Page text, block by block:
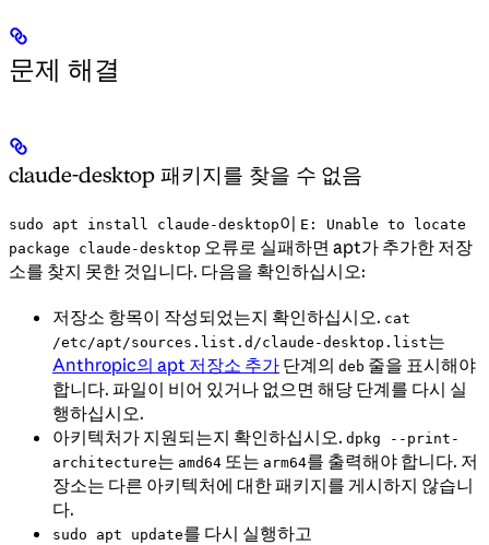
문제 해결
claude-desktop 패키지를 찾을 수 없음
sudo apt install claude-desktop이 E: Unable to locate
package claude-desktop 오류로 실패하면 apt가 추가한 저장
소를 찾지 못한 것입니다. 다음을 확인하십시오:
저장소 항목이 작성되었는지 확인하십시오. cat
/etc/apt/sources.list.d/claude-desktop.list는
Anthropic의 apt 저장소 추가 단계의 deb 줄을 표시해야
합니다. 파일이 비어 있거나 없으면 해당 단계를 다시 실
행하십시오.
아키텍처가 지원되는지 확인하십시오. dpkg --print-
architecture는 amd64 또는 arm64를 출력해야 합니다. 저
장소는 다른 아키텍처에 대한 패키지를 게시하지 않습니
다.
sudo apt update를 다시 실행하고